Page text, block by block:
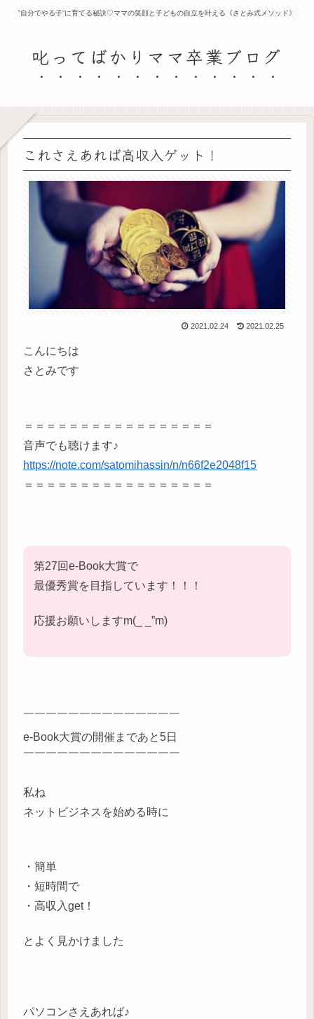
”自分でやる子”に育てる秘訣♡ママの笑顔と子どもの自立を叶える《さとみ式メソッド》
叱ってばかりママ卒業ブログ
これさえあれば高収入ゲット！
2021.02.24 2021.02.25
こんにちは
さとみです
＝＝＝＝＝＝＝＝＝＝＝＝＝＝＝＝＝
音声でも聴けます♪
https://note.com/satomihassin/n/n66f2e2048f15
＝＝＝＝＝＝＝＝＝＝＝＝＝＝＝＝＝
第27回e-Book大賞で
最優秀賞を目指しています！！！
応援お願いしますm(_ _”m)
￣￣￣￣￣￣￣￣￣￣￣￣￣￣
e-Book大賞の開催まであと5日
￣￣￣￣￣￣￣￣￣￣￣￣￣￣
私ね
ネットビジネスを始める時に
・簡単
・短時間で
・高収入get！
とよく見かけました
パソコンさえあれば♪